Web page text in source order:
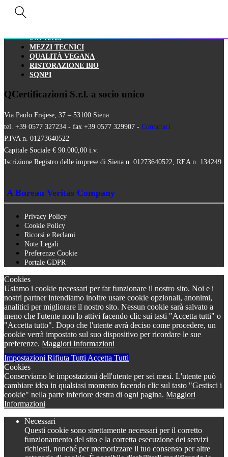
ISO 16128
MEZZI TECNICI
QUALITÀ VEGANA
RISTORAZIONE BIO
SQNPI
QCertificazioni S.r.l. a socio unico
Via Paolo Frajese, 37 – 53100 Siena
tel. +39 0577 327234 - fax +39 0577 329907 - Contattaci
P.IVA n. 01273640522
Capitale Sociale € 90.000,00 i.v.
Iscrizione Registro delle imprese di Siena n. 01273640522, REA n. 134249
A Bureau Veritas Company
Privacy Policy
Cookie Policy
Ricorsi e Reclami
Note Legali
Preferenze Cookie
Portale GDPR
Cookies
Usiamo i cookie necessari per far funzionare il nostro sito. Noi e i
nostri partner intendiamo inoltre usare cookie opzionali, anonimi,
analitici per migliorare il nostro sito. Nessun cookie sarà salvato a
meno che l'utente non lo attivi facendo clic sui tasti "Accetta tutti" o
"Accetta tutto". Dopo che l'utente avrà deciso come procedere, un
cookie verrà impostato sul suo dispositivo per ricordare le sue
preferenze. Maggiori Informazioni
Impostazioni Rifiuta TuttiAccetta Tutti
Cookies
Conserviamo le impostazioni dell'utente per sei mesi. L'utente può
cambiare idea in qualsiasi momento facendo clic sul tasto "Gestisci i
cookie" nella parte inferiore destra di ogni pagina. Maggiori
Informazioni
Necessari
Questi cookie sono strettamente necessari per il corretto
funzionamento del sito e la corretta esecuzione dei servizi
richiesti, nonché per memorizzare il tuo consenso per altre